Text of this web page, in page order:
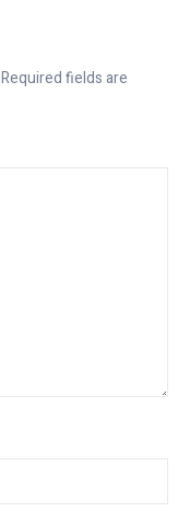
Required fields are